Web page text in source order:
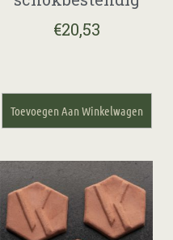
€20,53
Toevoegen Aan Winkelwagen